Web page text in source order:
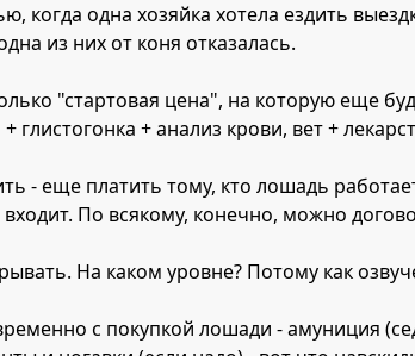
одна хозяйка хотела ездить
из них от коня отказалась.
"стартовая цена", на которую еще
глистогонка + анализ крови, вет +
- еще платить тому, кто лошадь
По всякому, конечно, можно
На каком уровне? Потому как
с покупкой лошади - амуниция